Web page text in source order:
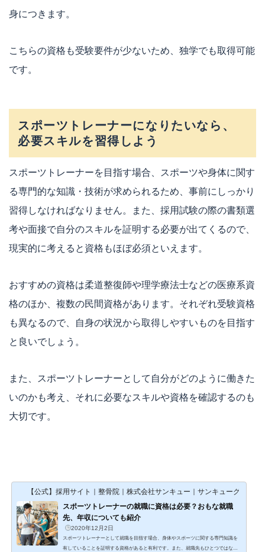
身につきます。
こちらの資格も受験要件が少ないため、独学でも取得可能
です。
スポーツトレーナーになりたいなら、
必要スキルを習得しよう
スポーツトレーナーを目指す場合、スポーツや身体に関す
る専門的な知識・技術が求められるため、事前にしっかり
習得しなければなりません。また、採用試験の際の書類選
考や面接で自分のスキルを証明する必要が出てくるので、
現実的に考えると資格もほぼ必須といえます。
おすすめの資格は柔道整復師や理学療法士などの医療系資
格のほか、複数の民間資格があります。それぞれ受験資格
も異なるので、自身の状況から取得しやすいものを目指す
と良いでしょう。
また、スポーツトレーナーとして自分がどのように働きた
いのかも考え、それに必要なスキルや資格を確認するのも
大切です。
【公式】採用サイト｜整骨院｜株式会社サンキュー｜サンキューグループ
スポーツトレーナーの就職に資格は必要？おもな就職
先、年収についても紹介
2020年12月2日
スポーツトレーナーとして就職を目指す場合、身体やスポーツに関する専門知識を
有していることを証明する資格があると有利です。また、就職先もひとつではない